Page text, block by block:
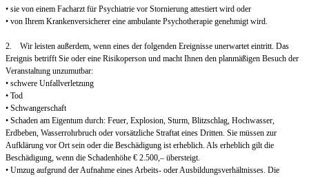
• sie von einem Facharzt für Psychiatrie vor Stornierung attestiert wird oder
• von Ihrem Krankenversicherer eine ambulante Psychotherapie genehmigt wird.
2. Wir leisten außerdem, wenn eines der folgenden Ereignisse unerwartet eintritt. Das
Ereignis betrifft Sie oder eine Risikoperson und macht Ihnen den planmäßigen Besuch der
Veranstaltung unzumutbar:
• schwere Unfallverletzung
• Tod
• Schwangerschaft
• Schaden am Eigentum durch: Feuer, Explosion, Sturm, Blitzschlag, Hochwasser,
Erdbeben, Wasserrohrbruch oder vorsätzliche Straftat eines Dritten. Sie müssen zur
Aufklärung vor Ort sein oder die Beschädigung ist erheblich. Als erheblich gilt die
Beschädigung, wenn die Schadenhöhe € 2.500,– übersteigt.
• Umzug aufgrund der Aufnahme eines Arbeits- oder Ausbildungsverhältnisses. Die